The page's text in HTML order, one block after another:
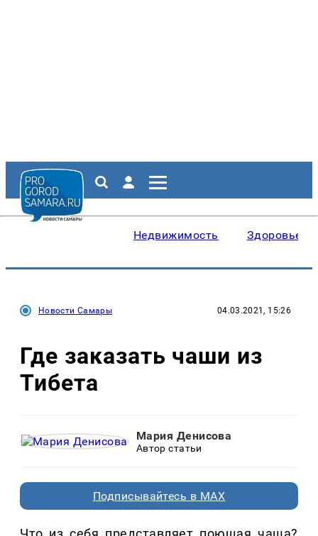
Недвижимость Здоровье
Новости Самары 04.03.2021, 15:26
Где заказать чаши из
Тибета
Мария Денисова
Автор статьи
Подписывайтесь в MAX